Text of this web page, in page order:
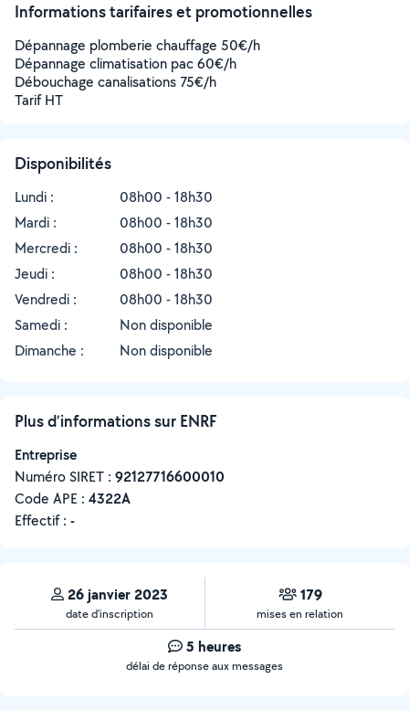
Informations tarifaires et promotionnelles
Dépannage plomberie chauffage 50€/h
Dépannage climatisation pac 60€/h
Débouchage canalisations 75€/h
Tarif HT
Disponibilités
Lundi :
08h00 - 18h30
Mardi :
08h00 - 18h30
Mercredi :
08h00 - 18h30
Jeudi :
08h00 - 18h30
Vendredi :
08h00 - 18h30
Samedi :
Non disponible
Dimanche :
Non disponible
Plus d’informations sur ENRF
Entreprise
Numéro SIRET : ‍92127716600010
Code APE : 4322A
Effectif : -
26 janvier 2023
date d’inscription
179
mises en relation
5 heures
délai de réponse aux messages